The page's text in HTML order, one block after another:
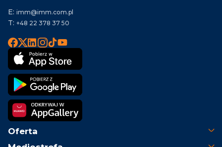
E: imm@imm.com.pl
T: +48 22 378 37 50
Oferta